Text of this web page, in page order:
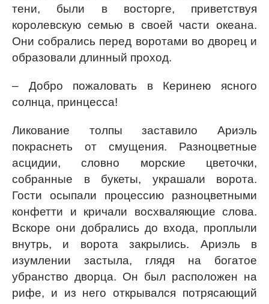
тени, были в восторге, приветствуя
королевскую семью в своей части океана.
Они собрались перед воротами во дворец и
образовали длинный проход.
– Добро пожаловать в Керинею ясного
солнца, принцесса!
Ликование толпы заставило Ариэль
покраснеть от смущения. Разноцветные
асцидии, словно морские цветочки,
собранные в букеты, украшали ворота.
Гости осыпали процессию разноцветными
конфетти и кричали восхваляющие слова.
Вскоре они добрались до входа, проплыли
внутрь, и ворота закрылись. Ариэль в
изумлении застыла, глядя на богатое
убранство дворца. Он был расположен на
рифе, и из него открывался потрясающий